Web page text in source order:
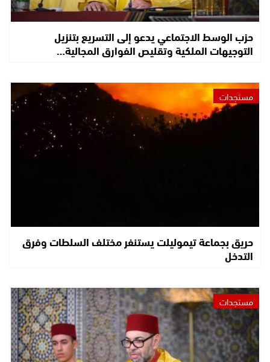
حزب الوسط الاجتماعي يدعو إلى التسريع بتنزيل
التوجيهات الملكية وتقليص الفوارق المجالية…
مستجدات
حريق بجماعة تيموليلت يستنفر مختلف السلطات وفرق
التدخل
مستجدات